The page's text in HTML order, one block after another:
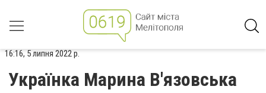
16:16, 5 липня 2022 р.
Українка Марина В'язовська